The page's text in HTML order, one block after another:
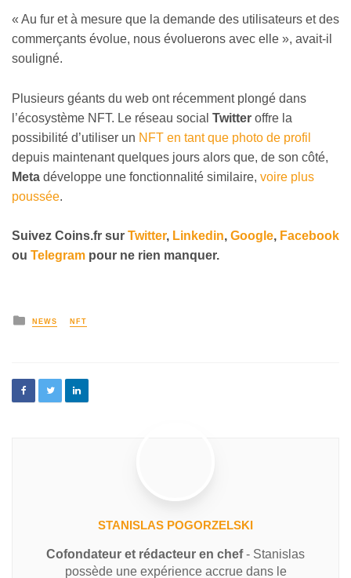
« Au fur et à mesure que la demande des utilisateurs et des
commerçants évolue, nous évoluerons avec elle », avait-il
souligné.
Plusieurs géants du web ont récemment plongé dans
l’écosystème NFT. Le réseau social Twitter offre la
possibilité d’utiliser un NFT en tant que photo de profil
depuis maintenant quelques jours alors que, de son côté,
Meta développe une fonctionnalité similaire, voire plus
poussée.
Suivez Coins.fr sur Twitter, Linkedin, Google, Facebook
ou Telegram pour ne rien manquer.
NEWS NFT
STANISLAS POGORZELSKI
Cofondateur et rédacteur en chef- Stanislas
possède une expérience accrue dans le